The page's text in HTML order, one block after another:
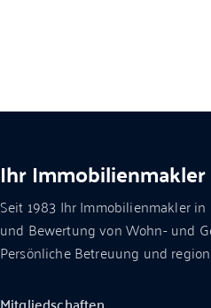
Ihr Immobilienmakler
Seit 1983 Ihr Immobilienmakler in
und Bewertung von Wohn- und
Persönliche Betreuung und